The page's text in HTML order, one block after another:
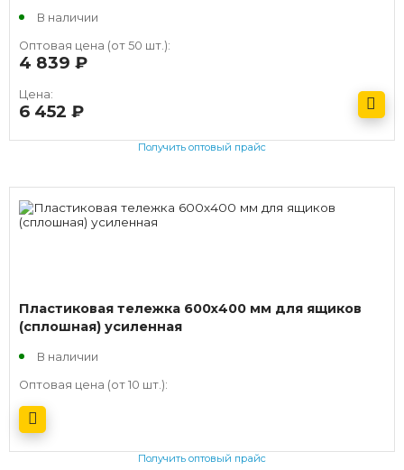
В наличии
Оптовая цена (от 50 шт.):
4 839
Цена:
6 452
Получить оптовый прайс
Пластиковая тележка 600х400 мм для ящиков
(сплошная) усиленная
В наличии
Оптовая цена (от 10 шт.):
Получить оптовый прайс